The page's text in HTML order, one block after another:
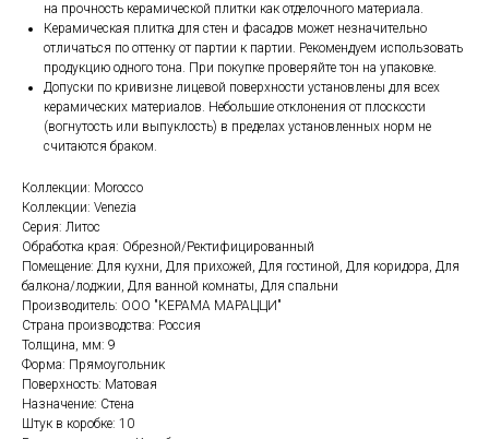
на прочность керамической плитки как отделочного материала.
Керамическая плитка для стен и фасадов может незначительно
отличаться по оттенку от партии к партии. Рекомендуем использовать
продукцию одного тона. При покупке проверяйте тон на упаковке.
Допуски по кривизне лицевой поверхности установлены для всех
керамических материалов. Небольшие отклонения от плоскости
(вогнутость или выпуклость) в пределах установленных норм не
считаются браком.
Коллекции: Morocco
Коллекции: Venezia
Серия: Литос
Обработка края: Обрезной/Ректифицированный
Помещение: Для кухни, Для прихожей, Для гостиной, Для коридора, Для
балкона/лоджии, Для ванной комнаты, Для спальни
Производитель: ООО "КЕРАМА МАРАЦЦИ"
Страна производства: Россия
Толщина, мм: 9
Форма: Прямоугольник
Поверхность: Матовая
Назначение: Стена
Штук в коробке: 10